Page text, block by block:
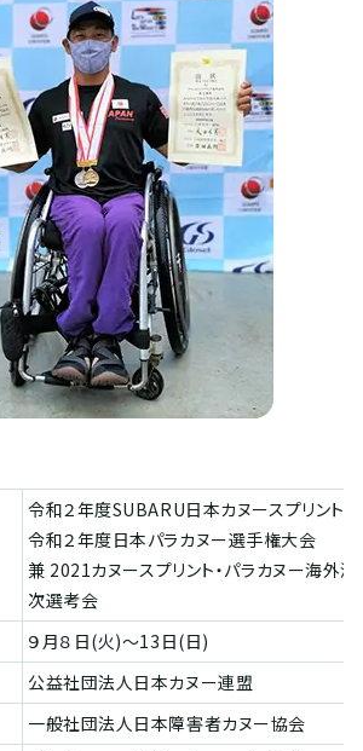
令和２年度SUBARU日本カヌースプリント
令和２年度日本パラカヌー選手権大会
兼 2021カヌースプリント・パラカヌー海外
次選考会
９月８日(火)～13日(日)
公益社団法人日本カヌー連盟
一般社団法人日本障害者カヌー協会